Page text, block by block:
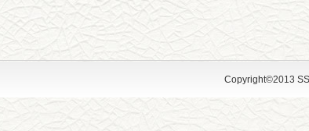
Copyright©2013